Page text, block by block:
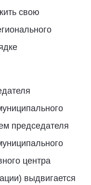
свою
председателя
центра
выдвигается